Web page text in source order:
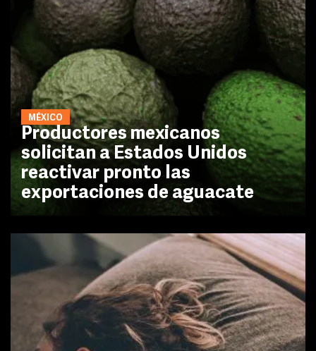
MÉXICO
Productores mexicanos
solicitan a Estados Unidos
reactivar pronto las
exportaciones de aguacate